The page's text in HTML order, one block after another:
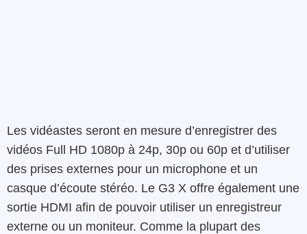
Les vidéastes seront en mesure d’enregistrer des
vidéos Full HD 1080p à 24p, 30p ou 60p et d’utiliser
des prises externes pour un microphone et un
casque d’écoute stéréo. Le G3 X offre également une
sortie HDMI afin de pouvoir utiliser un enregistreur
externe ou un moniteur. Comme la plupart des